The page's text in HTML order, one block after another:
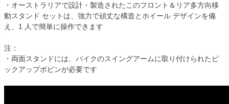
・オーストラリアで設計・製造されたこのフロント＆リア多方向移
動スタンド セットは、強力で頑丈な構造とホイール デザインを備
え、1 人で簡単に操作できます
注：
・両面スタンドには、バイクのスイングアームに取り付けられたピ
ックアップボビンが必要です